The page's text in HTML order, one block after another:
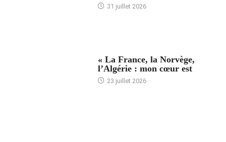
31 juillet 2026
« La France, la Norvège,
l’Algérie : mon cœur est
23 juillet 2026